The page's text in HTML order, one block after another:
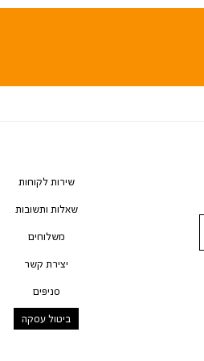
שירות לקוחות
שאלות ותשובות
משלוחים
יצירת קשר
סניפים
ביטול עסקה